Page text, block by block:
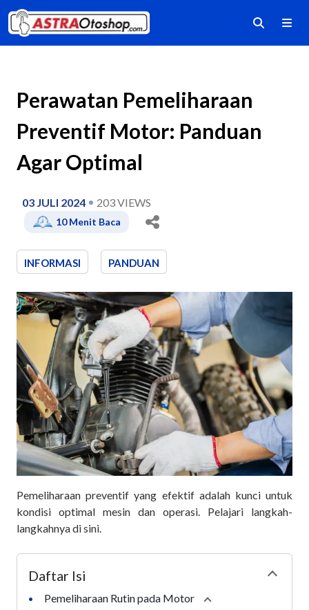
Perawatan Pemeliharaan
Preventif Motor: Panduan
Agar Optimal
03 JULI 2024 203VIEWS
10Menit Baca
INFORMASI PANDUAN
Pemeliharaan preventif yang efektif adalah kunci untuk
kondisi optimal mesin dan operasi. Pelajari langkah-
langkahnya di sini.
Daftar Isi
•
Pemeliharaan Rutin pada Motor Collapse